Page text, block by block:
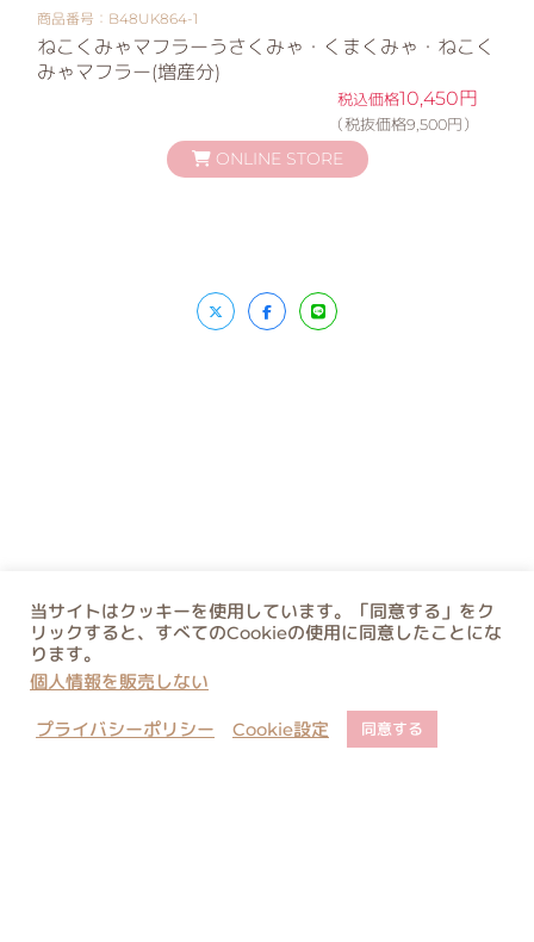
商品番号：B48UK864-1
ねこくみゃマフラーうさくみゃ・くまくみゃ・ねこく
みゃマフラー(増産分)
税込価格10,450円
（税抜価格9,500円）
ONLINE STORE
当サイトはクッキーを使用しています。「同意する」をク
リックすると、すべてのCookieの使用に同意したことにな
ります。
個人情報を販売しない
プライバシーポリシー Cookie設定 同意する